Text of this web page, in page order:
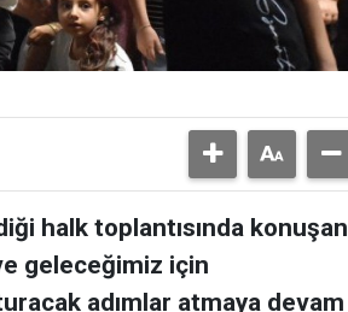
halk toplantısında konuşan
geleceğimiz için
adımlar atmaya devam